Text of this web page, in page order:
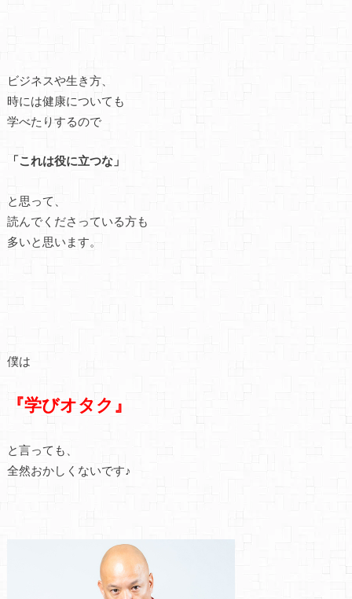
ビジネスや生き方、
時には健康についても
学べたりするので
「これは役に立つな」
と思って、
読んでくださっている方も
多いと思います。
僕は
『学びオタク』
と言っても、
全然おかしくないです♪